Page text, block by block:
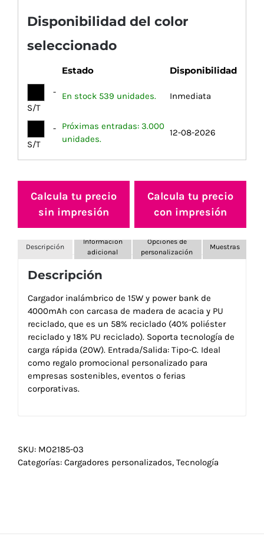
Disponibilidad del color
seleccionado
Estado Disponibilidad
-
S/T
En stock 539 unidades. Inmediata
-
S/T
Próximas entradas: 3.000
unidades.
12-08-2026
Calcula tu precio
sin impresión
Calcula tu precio
con impresión
Descripción
Información
adicional
Opciones de
personalización
Muestras
Descripción
Cargador inalámbrico de 15W y power bank de
4000mAh con carcasa de madera de acacia y PU
reciclado, que es un 58% reciclado (40% poliéster
reciclado y 18% PU reciclado). Soporta tecnología de
carga rápida (20W). Entrada/Salida: Tipo-C. Ideal
como regalo promocional personalizado para
empresas sostenibles, eventos o ferias
corporativas.
SKU: MO2185-03
Categorías: Cargadores personalizados, Tecnología